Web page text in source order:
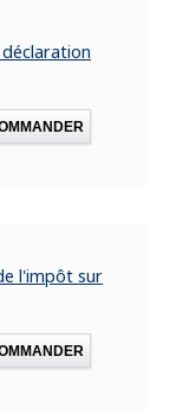
l'impôt sur